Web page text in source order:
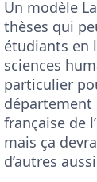
Un modèle
thèses qui
étudiants en
sciences
particulier
française de
mais ça
d’autres